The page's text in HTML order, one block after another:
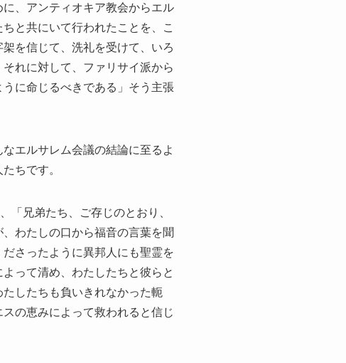
、アンティオキア教会からエル
と共にいて行われたことを、こ
を信じて、洗礼を受けて、いろ
れに対して、ファリサイ派から
に命じるべきである」そう主張
エルサレム会議の結論に至るよ
ちです。
「兄弟たち、ご存じのとおり、
わたしの口から福音の言葉を聞
さったように異邦人にも聖霊を
って清め、わたしたちと彼らと
したちも負いきれなかった軛
の恵みによって救われると信じ